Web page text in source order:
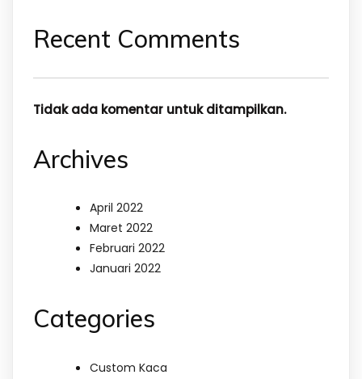
Recent Comments
Tidak ada komentar untuk ditampilkan.
Archives
April 2022
Maret 2022
Februari 2022
Januari 2022
Categories
Custom Kaca